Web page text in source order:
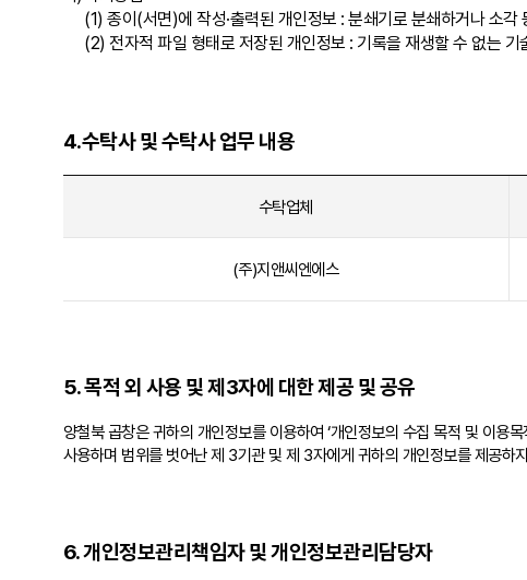
(1) 종이(서면)에 작성·출력된 개인정보 : 분쇄기로 분쇄하거나 소각
(2) 전자적 파일 형태로 저장된 개인정보 : 기록을 재생할 수 없는 기
4.수탁사 및 수탁사 업무 내용
수탁업체
(주)지앤씨엔에스
5. 목적 외 사용 및 제3자에 대한 제공 및 공유
양철북 곱창은 귀하의 개인정보를 이용하여 ‘개인정보의 수집 목적 및 이용
사용하며 범위를 벗어난 제 3기관 및 제 3자에게 귀하의 개인정보를 제공하
6. 개인정보관리책임자 및 개인정보관리담당자